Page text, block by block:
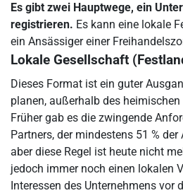
Es gibt zwei Hauptwege, ein
registrieren. Es kann eine lokale
ein Ansässiger einer
Lokale Gesellschaft
Dieses Format ist ein guter
planen, außerhalb des
Früher gab es die zwingende
Partners, der mindestens 51 %
aber diese Regel ist heute nicht
jedoch immer noch einen lokalen
Interessen des Unternehmens vor